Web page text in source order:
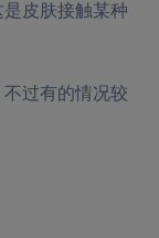
皮肤接触某种
过有的情况较